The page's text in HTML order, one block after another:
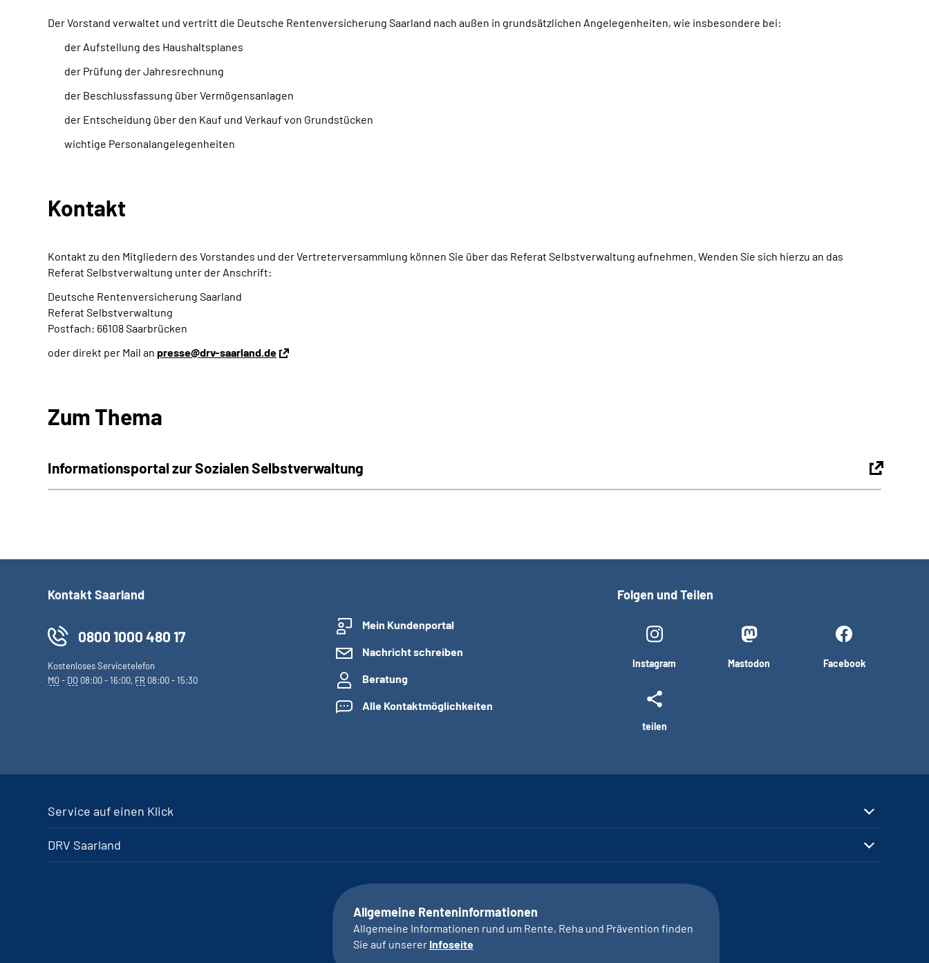
Der Vorstand verwaltet und vertritt die Deutsche Rentenversicherung Saarland nach außen in grundsätzlichen Angelegenheiten, wie insbesondere bei:
der Aufstellung des Haushaltsplanes
der Prüfung der Jahresrechnung
der Beschlussfassung über Vermögensanlagen
der Entscheidung über den Kauf und Verkauf von Grundstücken
wichtige Personalangelegenheiten
Kontakt
Kontakt zu den Mitgliedern des Vorstandes und der Vertreterversammlung können Sie über das Referat Selbstverwaltung aufnehmen. Wenden Sie sich hierzu an das
Referat Selbstverwaltung unter der Anschrift:
Deutsche Rentenversicherung Saarland
Referat Selbstverwaltung
Postfach: 66108 Saarbrücken
oder direkt per Mail an presse@drv-saarland.de
Zum Thema
Informationsportal zur Sozialen Selbstverwaltung
Kontakt Saarland
0800 1000 480 17
Kostenloses Servicetelefon
MO- DO 08:00 - 16:00, FR 08:00 - 15:30
Mein Kundenportal
Nachricht schreiben
Beratung
Alle Kontaktmöglichkeiten
Folgen und Teilen
Instagram Mastodon Facebook
teilen
Service auf einen Klick
DRV Saarland
Allgemeine Renteninformationen
Allgemeine Informationen rund um Rente, Reha und Prävention finden
Sie auf unserer Infoseite